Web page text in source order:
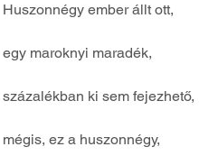
Huszonnégy ember állt ott,
egy maroknyi maradék,
százalékban ki sem fejezhető,
mégis, ez a huszonnégy,